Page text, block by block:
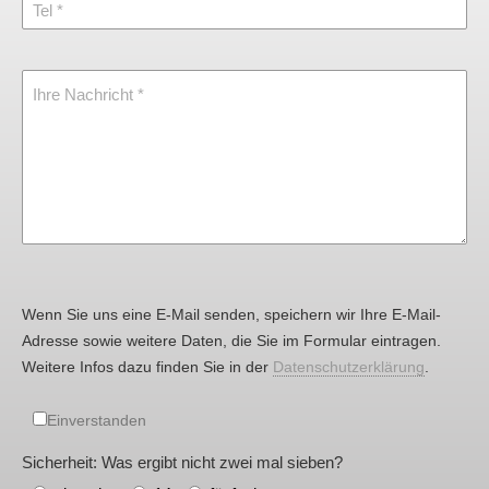
Tel
Ihre Nachricht
Wenn Sie uns eine E-Mail senden, speichern wir Ihre E-Mail-
Adresse sowie weitere Daten, die Sie im Formular eintragen.
Weitere Infos dazu finden Sie in der Datenschutzerklärung
Einverstanden
Sicherheit: Was ergibt nicht zwei mal sieben?